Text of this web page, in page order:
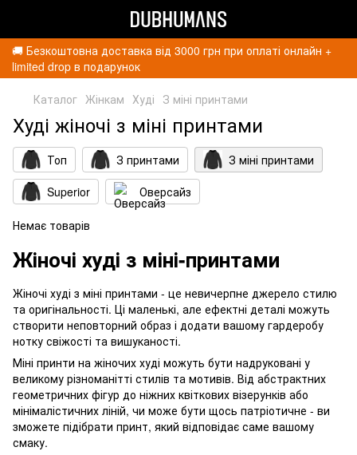
🚚 Безкоштовна доставка від 3000 грн при оплаті онлайн +
limited drop в подарунок
Каталог Жінкам Худі З міні принтами
Худі жіночі з міні принтами
Топ З принтами
З міні принтами
Superior
Оверсайз
Немає товарів
Жіночі худі з міні-принтами
Жіночі худі з міні принтами - це невичерпне джерело стилю
та оригінальності. Ці маленькі, але ефектні деталі можуть
створити неповторний образ і додати вашому гардеробу
нотку свіжості та вишуканості.
Міні принти на жіночих худі можуть бути надруковані у
великому різноманітті стилів та мотивів. Від абстрактних
геометричних фігур до ніжних квіткових візерунків або
мінімалістичних ліній, чи може бути щось патріотичне - ви
зможете підібрати принт, який відповідає саме вашому
смаку.